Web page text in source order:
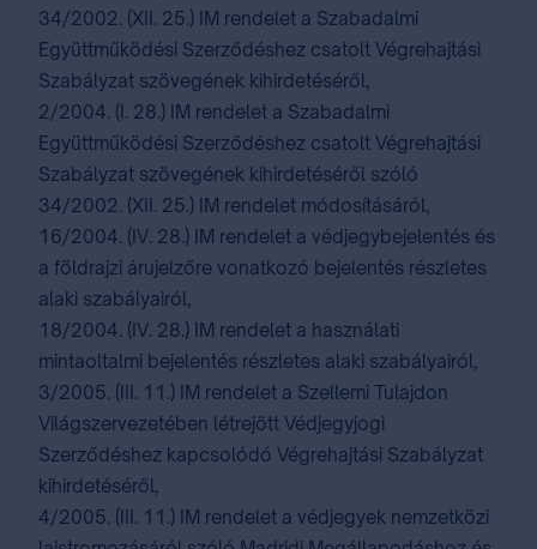
34/2002. (XII. 25.) IM rendelet a Szabadalmi
Együttműködési Szerződéshez csatolt Végrehajtási
Szabályzat szövegének kihirdetéséről,
2/2004. (I. 28.) IM rendelet a Szabadalmi
Együttműködési Szerződéshez csatolt Végrehajtási
Szabályzat szövegének kihirdetéséről szóló
34/2002. (XII. 25.) IM rendelet módosításáról,
16/2004. (IV. 28.) IM rendelet a védjegybejelentés és
a földrajzi árujelzőre vonatkozó bejelentés részletes
alaki szabályairól,
18/2004. (IV. 28.) IM rendelet a használati
mintaoltalmi bejelentés részletes alaki szabályairól,
3/2005. (III. 11.) IM rendelet a Szellemi Tulajdon
Világszervezetében létrejött Védjegyjogi
Szerződéshez kapcsolódó Végrehajtási Szabályzat
kihirdetéséről,
4/2005. (III. 11.) IM rendelet a védjegyek nemzetközi